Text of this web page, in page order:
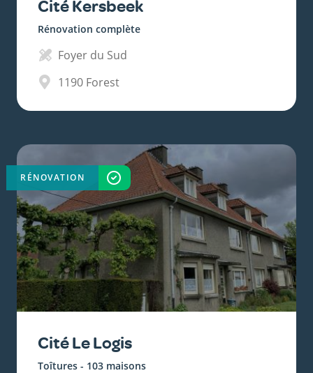
Cité Kersbeek
Rénovation complète
Foyer du Sud
1190 Forest
Cité Le Logis
Toîtures - 103 maisons
RÉNOVATION TERMINÉ